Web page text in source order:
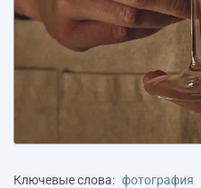
Ключевые слова: фотография